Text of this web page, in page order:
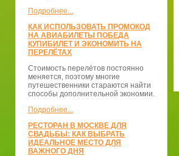
Подробнее...
КАК ИСПОЛЬЗОВАТЬ ПРОМОКОД
НА АВИАБИЛЕТЫ ПОБЕДА
КУПИБИЛЕТ И ЭКОНОМИТЬ НА
ПЕРЕЛЁТАХ
Стоимость перелётов постоянно
меняется, поэтому многие
путешественники стараются найти
способы дополнительной экономии.
Подробнее...
РЕСТОРАН В МОСКВЕ ДЛЯ
СВАДЬБЫ: КАК ВЫБРАТЬ
ИДЕАЛЬНОЕ МЕСТО ДЛЯ
ВАЖНОГО ДНЯ